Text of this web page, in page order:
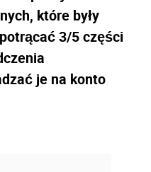
które były
3/5 części
je na konto